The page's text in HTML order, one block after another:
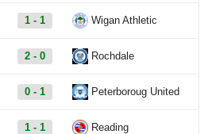
1 - 1 Wigan Athletic
2 - 0 Rochdale
0 - 1 Peterboroug United
1 - 1 Reading